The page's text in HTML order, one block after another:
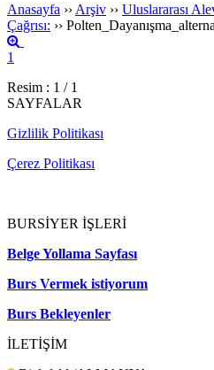
Anasayfa ›› Arşiv ›› Uluslararası
Çağrısı: ››
1
Resim : 1 / 1
SAYFALAR
Gizlilik Politikası
Çerez Politikası
BURSİYER İŞLERİ
Belge Yollama Sayfası
Burs Vermek istiyorum
Burs Bekleyenler
İLETİŞİM